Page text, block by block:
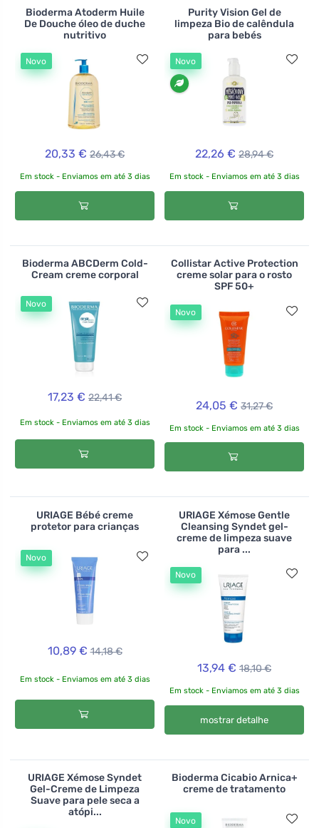
Bioderma Atoderm Huile
De Douche óleo de duche
nutritivo
Novo
20,33 € 26,43 €
Em stock - Enviamos em até 3 dias
Purity Vision Gel de
limpeza Bio de calêndula
para bebés
Novo
22,26 € 28,94 €
Em stock - Enviamos em até 3 dias
Bioderma ABCDerm Cold-
Cream creme corporal
Novo
17,23 € 22,41 €
Em stock - Enviamos em até 3 dias
Collistar Active Protection
creme solar para o rosto
SPF 50+
Novo
24,05 € 31,27 €
Em stock - Enviamos em até 3 dias
URIAGE Bébé creme
protetor para crianças
Novo
10,89 € 14,18 €
Em stock - Enviamos em até 3 dias
URIAGE Xémose Gentle
Cleansing Syndet gel-
creme de limpeza suave
para ...
Novo
13,94 € 18,10 €
Em stock - Enviamos em até 3 dias
mostrar detalhe
URIAGE Xémose Syndet
Gel-Creme de Limpeza
Suave para pele seca a
atópi...
Bioderma Cicabio Arnica+
creme de tratamento
Novo